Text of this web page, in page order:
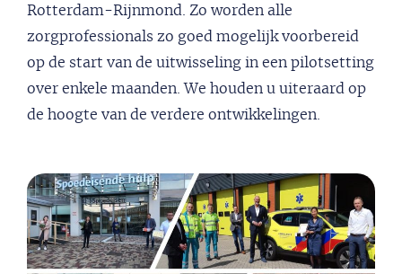
Rotterdam-Rijnmond. Zo worden alle
zorgprofessionals zo goed mogelijk voorbereid
op de start van de uitwisseling in een pilotsetting
over enkele maanden. We houden u uiteraard op
de hoogte van de verdere ontwikkelingen.